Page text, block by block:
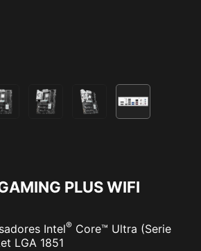
con dispositivos RGB
contra amenazas en tiempo
inteligente
PLUS WIFI
Intel® Core™ Ultra (Serie
LGA 1851